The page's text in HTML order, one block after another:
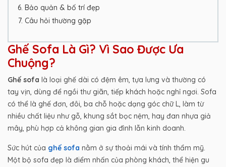
Bảo quản & bố trí đẹp
Câu hỏi thường gặp
Ghế Sofa Là Gì? Vì Sao Được Ưa
Chuộng?
Ghế sofa là loại ghế dài có đệm êm, tựa lưng và thường có
tay vịn, dùng để ngồi thư giãn, tiếp khách hoặc nghỉ ngơi. Sofa
có thể là ghế đơn, đôi, ba chỗ hoặc dạng góc chữ L, làm từ
nhiều chất liệu như gỗ, khung sắt bọc nệm, hay đan nhựa giả
mây, phù hợp cả không gian gia đình lẫn kinh doanh.
Sức hút của ghế sofa nằm ở sự thoải mái và tính thẩm mỹ.
Một bộ sofa đẹp là điểm nhấn của phòng khách, thể hiện gu